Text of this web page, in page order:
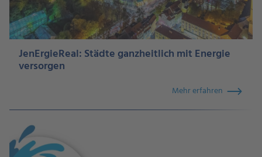
JenErgieReal: Städte ganzheitlich mit Energie
versorgen
Mehr erfahren